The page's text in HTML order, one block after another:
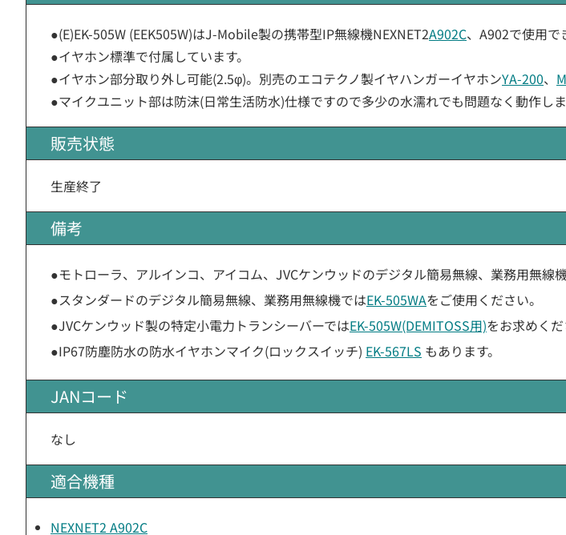
●(E)EK-505W (EEK505W)はJ-Mobile製の携帯型IP無線機NEXNET2A902C、A902で使用で
●イヤホン標準で付属しています。
●イヤホン部分取り外し可能(2.5φ)。別売のエコテクノ製イヤハンガーイヤホンYA-200、
●マイクユニット部は防沫(日常生活防水)仕様ですので多少の水濡れでも問題なく動作しま
販売状態
生産終了
備考
●モトローラ、アルインコ、アイコム、JVCケンウッドのデジタル簡易無線、業務用無線
●スタンダードのデジタル簡易無線、業務用無線機ではEK-505WAをご使用ください。
●JVCケンウッド製の特定小電力トランシーバーではEK-505W(DEMITOSS用)をお求めくだ
●IP67防塵防水の防水イヤホンマイク(ロックスイッチ) EK-567LS もあります。
JANコード
なし
適合機種
NEXNET2 A902C